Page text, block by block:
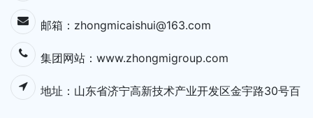
邮箱：zhongmicaishui@163.com
集团网站： www.zhongmigroup.com
地址：⼭东省济宁⾼新技术产业开发区⾦宇路30号百